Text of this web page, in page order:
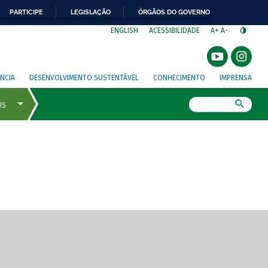
PARTICIPE LEGISLAÇÃO ÓRGÃOS DO GOVERNO
ENGLISH ACESSIBILIDADE A+ A-
DESENVOLVIMENTO SUSTENTÁVEL CONHECIMENTO IMPRENSA
de tela